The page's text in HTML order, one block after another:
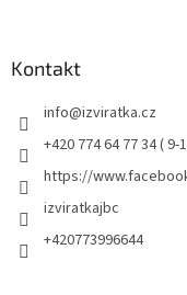
Kontakt
info@izviratka.cz
+420 774 64 77 34 ( 9-
https://
izviratkajbc
+420773996644